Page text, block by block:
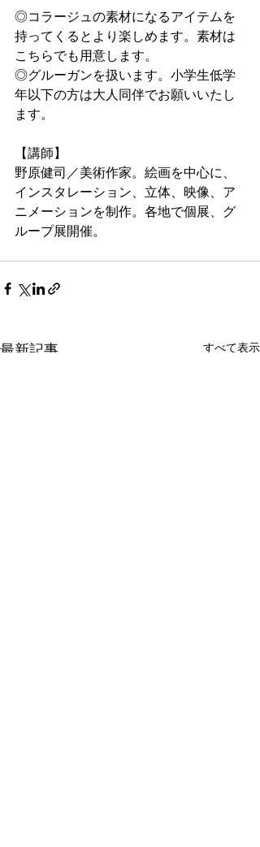
◎コラージュの素材になるアイテムを
持ってくるとより楽しめます。素材は
こちらでも用意します。
◎グルーガンを扱います。小学生低学
年以下の方は大人同伴でお願いいたし
ます。
【講師】
野原健司／美術作家。絵画を中心に、
インスタレーション、立体、映像、ア
ニメーションを制作。各地で個展、グ
ループ展開催。
最新記事 すべて表示